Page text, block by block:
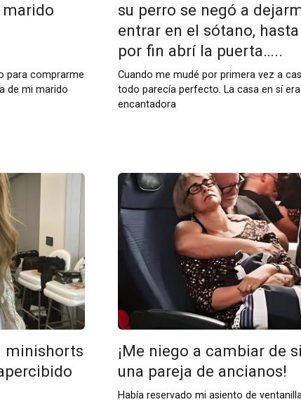
para comprarme
de mi marido
su perro se negó a
entrar en el sótano,
por fin abrí la puerta…..
Cuando me mudé por primera vez a
todo parecía perfecto. La casa en sí era
encantadora
minishorts
¡Me niego a cambiar de
una pareja de ancianos!
Había reservado mi asiento de